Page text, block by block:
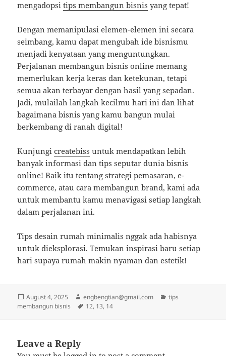
mengadopsitips membangun bisnis yang tepat!
Dengan memanipulasi elemen-elemen ini secara
seimbang, kamu dapat mengubah ide bisnismu
menjadi kenyataan yang menguntungkan.
Perjalanan membangun bisnis online memang
memerlukan kerja keras dan ketekunan, tetapi
semua akan terbayar dengan hasil yang sepadan.
Jadi, mulailah langkah kecilmu hari ini dan lihat
bagaimana bisnis yang kamu bangun mulai
berkembang di ranah digital!
Kunjungicreatebiss untuk mendapatkan lebih
banyak informasi dan tips seputar dunia bisnis
online! Baik itu tentang strategi pemasaran, e-
commerce, atau cara membangun brand, kami ada
untuk membantu kamu menavigasi setiap langkah
dalam perjalanan ini.
Tips desain rumah minimalis nggak ada habisnya
untuk dieksplorasi. Temukan inspirasi baru setiap
hari supaya rumah makin nyaman dan estetik!
Posted
on
August 4, 2025 Author
engbengtian@gmail.com Categories
tips
membangun bisnis
Tags
12, 13, 14
Leave a Reply